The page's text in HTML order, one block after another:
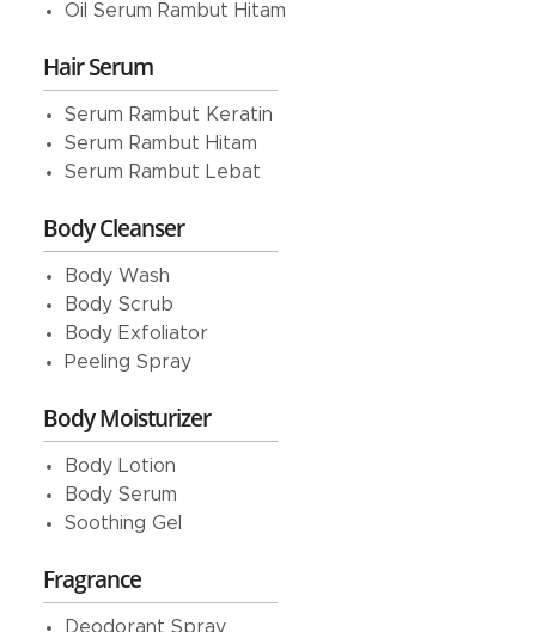
Oil Serum Rambut Hitam
Hair Serum
Serum Rambut Keratin
Serum Rambut Hitam
Serum Rambut Lebat
Body Cleanser
Body Wash
Body Scrub
Body Exfoliator
Peeling Spray
Body Moisturizer
Body Lotion
Body Serum
Soothing Gel
Fragrance
Deodorant Spray